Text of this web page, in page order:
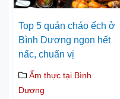
Top 5 quán cháo ếch ở
Bình Dương ngon hết
nấc, chuẩn vị
Ẩm thực tại Bình
Dương